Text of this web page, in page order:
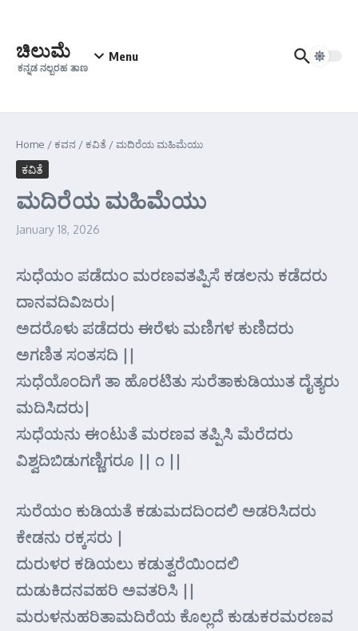
ಚಿಲುಮೆ
ಕನ್ನಡ ನಲ್ಬರಹ ತಾಣ
Menu
Home /ಕವನ /ಕವಿತೆ /ಮದಿರೆಯ ಮಹಿಮೆಯು
ಕವಿತೆ
ಮದಿರೆಯ ಮಹಿಮೆಯು
January 18, 2026
ಸುಧೆಯಂ ಪಡೆದುಂ ಮರಣವತಪ್ಪಿಸೆ ಕಡಲನು ಕಡೆದರು
ದಾನವದಿವಿಜರು|
ಅದರೊಳು ಪಡೆದರು ಈರೆಳು ಮಣಿಗಳ ಕುಣಿದರು
ಅಗಣಿತ ಸಂತಸದಿ ||
ಸುಧೆಯೊಂದಿಗೆ ತಾ ಹೊರಟಿತು ಸುರೆತಾಕುಡಿಯುತ ದೈತ್ಯರು
ಮದಿಸಿದರು|
ಸುಧೆಯನು ಈ೦ಟುತೆ ಮರಣವ ತಪ್ಪಿಸಿ ಮೆರೆದರು
ವಿಶ್ವದಿಬಿಡುಗಣ್ಣಿಗರೂ || ೧ ||
ಸುರೆಯಂ ಕುಡಿಯತೆ ಕಡುಮದದಿಂದಲಿ ಅಡರಿಸಿದರು
ಕೇಡನು ರಕ್ಕಸರು |
ದುರುಳರ ಕಡಿಯಲು ಕಡುತ್ವರೆಯಿಂದಲಿ
ದುಡುಕಿದನವಹರಿ ಅವತರಿಸಿ ||
ಮರುಳನುಹರಿತಾಮದಿರೆಯ ಕೊಲ್ಲದೆ ಕುಡುಕರಮರಣವ